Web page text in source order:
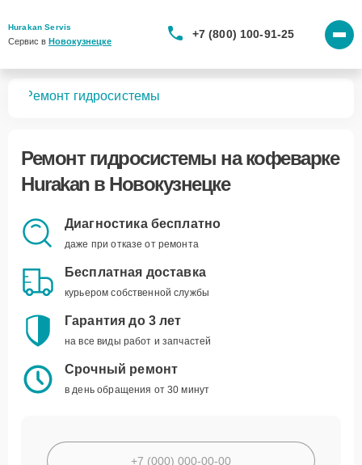
Hurakan Servis
Сервис в Новокузнецке
+7 (800) 100-91-25
Ремонт гидросистемы
Ремонт гидросистемы на кофеварке
Hurakan в Новокузнецке
Диагностика бесплатно
даже при отказе от ремонта
Бесплатная доставка
курьером собственной службы
Гарантия до 3 лет
на все виды работ и запчастей
Срочный ремонт
в день обращения от 30 минут